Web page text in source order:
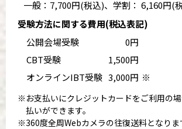
一般：7,700円(税込)、学割： 6,160円(
受験方法に関する費用(税込表記)
公開会場受験
0円
CBT受験
1,500円
オンラインIBT受験 3,000円 ※
※お支払いにクレジットカードをご利用の
払いができます。
※360度全周Webカメラの往復送料となりま